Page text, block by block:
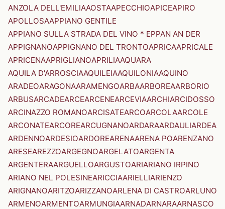
ANZOLA DELL'EMILIAAOSTAAPECCHIOAPICEAPIRO
APOLLOSAAPPIANO GENTILE
APPIANO SULLA STRADA DEL VINO * EPPAN AN DER
APPIGNANOAPPIGNANO DEL TRONTOAPRICAAPRICALE
APRICENAAPRIGLIANOAPRILIAAQUARA
AQUILA D'ARROSCIAAQUILEIAAQUILONIAAQUINO
ARADEOARAGONAARAMENGOARBAARBOREAARBORIO
ARBUSARCADEARCEARCENEARCEVIAARCHIARCIDOSSO
ARCINAZZO ROMANOARCISATEARCOARCOLAARCOLE
ARCONATEARCOREARCUGNANOARDARAARDAULIARDEA
ARDENNOARDESIOARDOREARENAARENA POARENZANO
ARESEAREZZOARGEGNOARGELATOARGENTA
ARGENTERAARGUELLOARGUSTOARIARIANO IRPINO
ARIANO NEL POLESINEARICCIAARIELLIARIENZO
ARIGNANOARITZOARIZZANOARLENA DI CASTROARLUNO
ARMENOARMENTOARMUNGIAARNADARNARAARNASCO